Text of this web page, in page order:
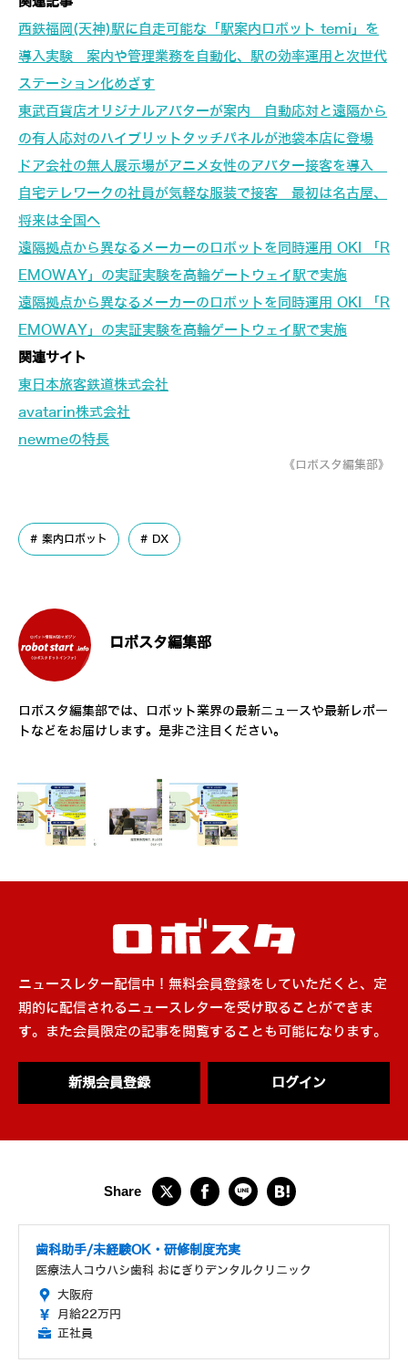
西鉄福岡(天神)駅に自走可能な「駅案内ロボット temi」を
導入実験 案内や管理業務を自動化、駅の効率運用と次世代
ステーション化めざす
東武百貨店オリジナルアバターが案内 自動応対と遠隔から
の有人応対のハイブリットタッチパネルが池袋本店に登場
ドア会社の無人展示場がアニメ女性のアバター接客を導入
自宅テレワークの社員が気軽な服装で接客 最初は名古屋、
将来は全国へ
遠隔拠点から異なるメーカーのロボットを同時運用 OKI 「R
EMOWAY」の実証実験を高輪ゲートウェイ駅で実施
遠隔拠点から異なるメーカーのロボットを同時運用 OKI 「R
EMOWAY」の実証実験を高輪ゲートウェイ駅で実施
関連サイト
東日本旅客鉄道株式会社
avatarin株式会社
newmeの特長
《ロボスタ編集部》
案内ロボット DX
ロボスタ編集部
ロボスタ編集部では、ロボット業界の最新ニュースや最新レポー
トなどをお届けします。是非ご注目ください。
ニュースレター配信中！無料会員登録をしていただくと、定
期的に配信されるニュースレターを受け取ることができま
す。また会員限定の記事を閲覧することも可能になります。
新規会員登録 ログイン
歯科助手/未経験OK・研修制度充実
医療法人コウハシ歯科 おにぎりデンタルクリニック
大阪府
月給22万円
正社員